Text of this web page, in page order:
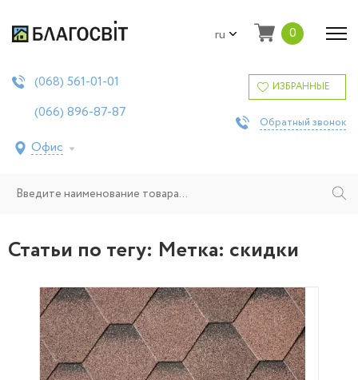
ru 0
(068) 561-01-01
(066) 896-87-87
Офис
ИЗБРАННЫЕ
Обратный звонок
Статьи по тегу: Метка: скидки